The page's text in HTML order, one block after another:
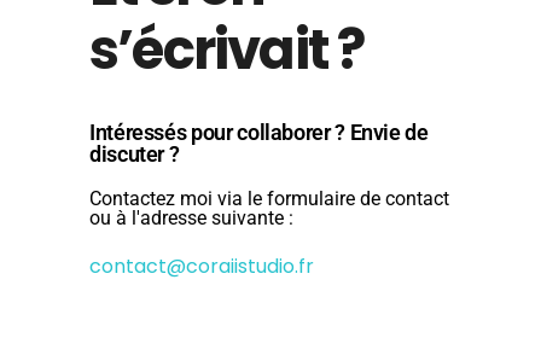
s’écrivait ?
Intéressés pour collaborer ? Envie de
discuter ?
Contactez moi via le formulaire de contact
ou à l'adresse suivante :
contact@coraiistudio.fr